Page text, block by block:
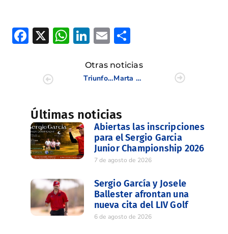
Facebook
X WhatsApp
LinkedIn
Email
Otras noticias
Triunfo Internacional de Luis Vicente Matéu en el ABN-AMRO Disabled Open holandés
Marta Pérez Sanmartín, bronce en el Europeo Sub 18 Femenino por Equipos
Últimas noticias
Abiertas las inscripciones
para el Sergio Garcia
Junior Championship 2026
7 de agosto de 2026
Sergio García y Josele
Ballester afrontan una
nueva cita del LIV Golf
6 de agosto de 2026